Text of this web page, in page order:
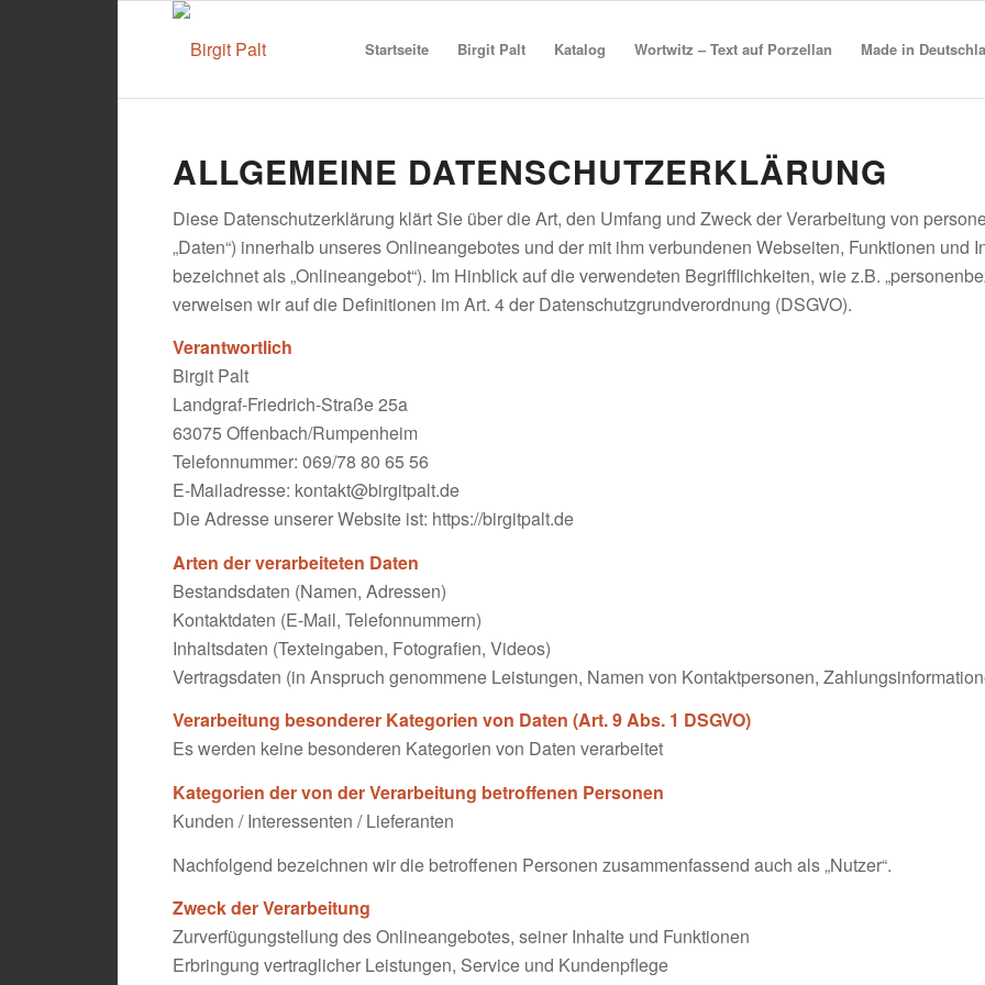
Startseite Birgit Palt Katalog Wortwitz – Text auf Porzellan Made in
ALLGEMEINE DATENSCHUTZERKLÄRUNG
Diese Datenschutzerklärung klärt Sie über die Art, den Umfang und Zweck der Verarbeitung von
„Daten“) innerhalb unseres Onlineangebotes und der mit ihm verbundenen Webseiten, Funktionen und
bezeichnet als „Onlineangebot“). Im Hinblick auf die verwendeten Begrifflichkeiten, wie z.B.
verweisen wir auf die Definitionen im Art. 4 der Datenschutzgrundverordnung (DSGVO).
Verantwortlich
Birgit Palt
Landgraf-Friedrich-Straße 25a
63075 Offenbach/Rumpenheim
Telefonnummer: 069/78 80 65 56
E-Mailadresse: kontakt@birgitpalt.de
Die Adresse unserer Website ist: https://birgitpalt.de
Arten der verarbeiteten Daten
Bestandsdaten (Namen, Adressen)
Kontaktdaten (E-Mail, Telefonnummern)
Inhaltsdaten (Texteingaben, Fotografien, Videos)
Vertragsdaten (in Anspruch genommene Leistungen, Namen von Kontaktpersonen,
Verarbeitung besonderer Kategorien von Daten (Art. 9 Abs. 1 DSGVO)
Es werden keine besonderen Kategorien von Daten verarbeitet
Kategorien der von der Verarbeitung betroffenen Personen
Kunden / Interessenten / Lieferanten
Nachfolgend bezeichnen wir die betroffenen Personen zusammenfassend auch als „Nutzer“.
Zweck der Verarbeitung
Zurverfügungstellung des Onlineangebotes, seiner Inhalte und Funktionen
Erbringung vertraglicher Leistungen, Service und Kundenpflege